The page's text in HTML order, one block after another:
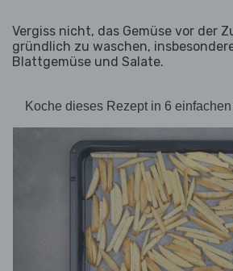
Vergiss nicht, das Gemüse vor der
gründlich zu waschen,
Blattgemüse und Salate.
Koche dieses Rezept in 6